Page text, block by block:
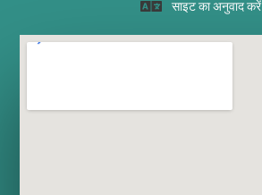
साइट का अनुवाद करें